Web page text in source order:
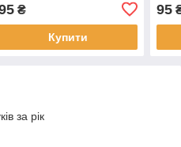
₴
Купити
95
за рік